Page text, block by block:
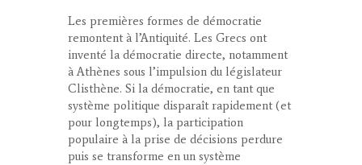
Les premières formes de démocratie
remontent à l’Antiquité. Les Grecs ont
inventé la démocratie directe, notamment
à Athènes sous l’impulsion du législateur
Clisthène. Si la démocratie, en tant que
système politique disparaît rapidement (et
pour longtemps), la participation
populaire à la prise de décisions perdure
puis se transforme en un système